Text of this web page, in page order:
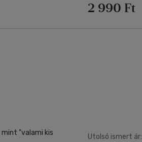
2 990 Ft
"valami kis Utolsó ismert ár: